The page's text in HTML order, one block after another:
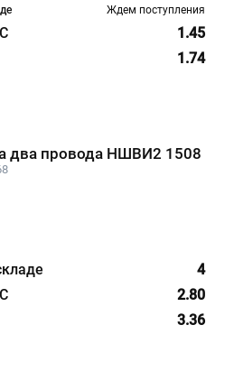
Ждем поступления
1.45
1.74
два провода НШВИ2 1508
4
2.80
3.36